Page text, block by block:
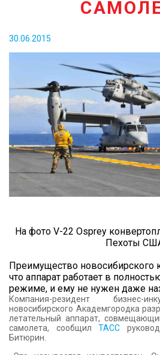
30.06.2015
На фото V-22 Osprey
Пехоты
Преимущество новосибирского
что аппарат работает в
режиме, и ему не нужен даже
Компания-резидент бизнес-
новосибирского Академгородка
летательный аппарат,
самолета, сообщилТАСС
Битюрин.